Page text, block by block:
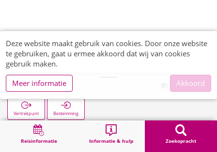
Reisinformatie Informatie & hulp Zoekopracht
Olef
Vertrekpunt Bestemming
Zoekopracht
Deze website maakt gebruik van cookies. Door onze website
te gebruiken, gaat u ermee akkoord dat wij van cookies
gebruik maken.
Meer informatie
Akkoord